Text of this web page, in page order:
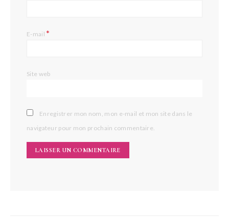
E-mail*
Site web
Enregistrer mon nom, mon e-mail et mon site dans le
navigateur pour mon prochain commentaire.